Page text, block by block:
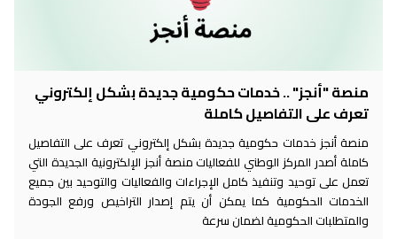
منصة "أنجز" .. خدمات حكومية جديدة بشكل إلكتروني
تعرف على التفاصيل كاملة
منصة أنجز خدمات حكومية جديدة بشكل إلكتروني تعرف على التفاصيل
كاملة أصدر المركز الوطني للفعاليات منصة أنجز الإلكترونية الجديدة التي
تعمل على توحيد وتنفيذ كامل الإجراءات والفعاليات والتوحيد بين جميع
الخدمات الحكومية كما يمكن أن يتم إصدار التراخيص ورفع الجودة
والمتطلبات الحكومية لضمان سرعة